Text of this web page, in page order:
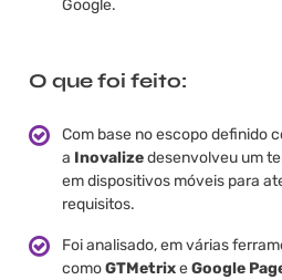
Google.
O que foi feito:
Com base no escopo definido
a Inovalizedesenvolveu um
em dispositivos móveis para
requisitos.
Foi analisado, em várias
comoGTMetrixeGoogle